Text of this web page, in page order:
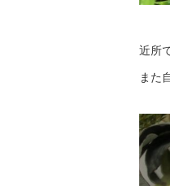
近所
また